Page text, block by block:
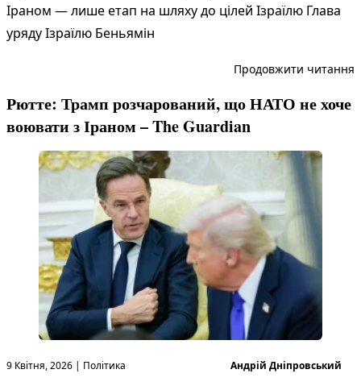
Іраном — лише етап на шляху до цілей Ізраїлю Глава
уряду Ізраїлю Беньямін
Продовжити читання
Рютте: Трамп розчарований, що НАТО не хоче
воювати з Іраном – The Guardian
9 Квітня, 2026 | Політика
Опубліковано
Андрій Дніпровський